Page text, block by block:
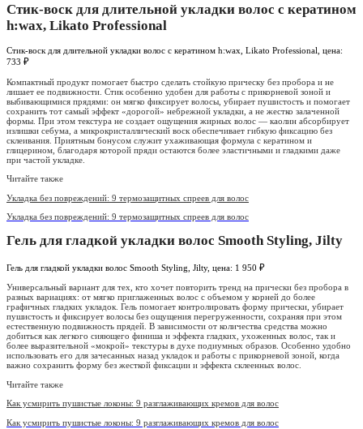
Стик-воск для длительной укладки волос с кератином
h:wax, Likato Professional
Стик-воск для длительной укладки волос с кератином h:wax, Likato Professional, цена:
733 ₽
Компактный продукт помогает быстро сделать стойкую прическу без пробора и не
лишает ее подвижности. Стик особенно удобен для работы с прикорневой зоной и
выбивающимися прядями: он мягко фиксирует волосы, убирает пушистость и помогает
сохранить тот самый эффект «дорогой» небрежной укладки, а не жестко залаченной
формы. При этом текстура не создает ощущения жирных волос — каолин абсорбирует
излишки себума, а микрокристаллический воск обеспечивает гибкую фиксацию без
склеивания. Приятным бонусом служит ухаживающая формула с кератином и
глицерином, благодаря которой пряди остаются более эластичными и гладкими даже
при частой укладке.
Читайте также
Укладка без повреждений: 9 термозащитных спреев для волос
Укладка без повреждений: 9 термозащитных спреев для волос
Гель для гладкой укладки волос Smooth Styling, Jilty
Гель для гладкой укладки волос Smooth Styling, Jilty, цена: 1 950 ₽
Универсальный вариант для тех, кто хочет повторить тренд на прически без пробора в
разных вариациях: от мягко приглаженных волос с объемом у корней до более
графичных гладких укладок. Гель помогает контролировать форму прически, убирает
пушистость и фиксирует волосы без ощущения перегруженности, сохраняя при этом
естественную подвижность прядей. В зависимости от количества средства можно
добиться как легкого сияющего финиша и эффекта гладких, ухоженных волос, так и
более выразительной «мокрой» текстуры в духе подиумных образов. Особенно удобно
использовать его для зачесанных назад укладок и работы с прикорневой зоной, когда
важно сохранить форму без жесткой фиксации и эффекта склеенных волос.
Читайте также
Как усмирить пушистые локоны: 9 разглаживающих кремов для волос
Как усмирить пушистые локоны: 9 разглаживающих кремов для волос